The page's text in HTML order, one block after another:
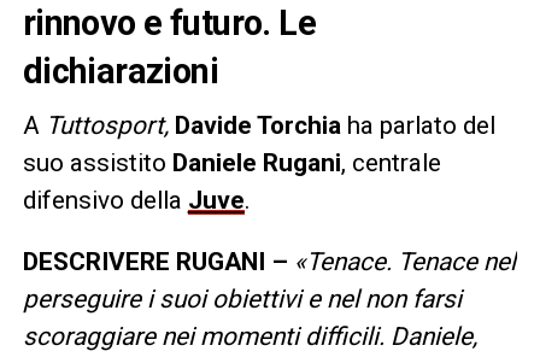
rinnovo e futuro. Le
dichiarazioni
ATuttosport, Davide Torchia ha parlato del
suo assistito Daniele Rugani, centrale
difensivo della Juve.
DESCRIVERE RUGANI – «Tenace. Tenace nel
perseguire i suoi obiettivi e nel non farsi
scoraggiare nei momenti difficili. Daniele,